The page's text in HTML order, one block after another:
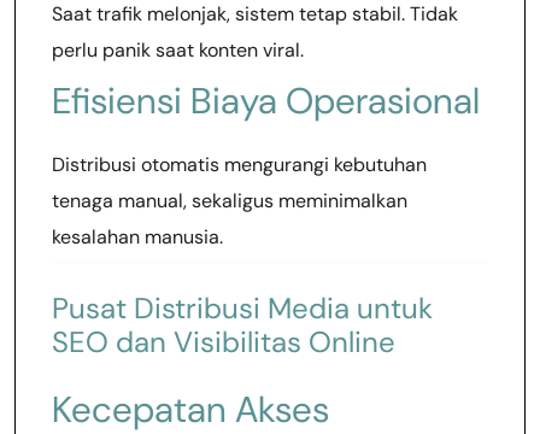
Saat trafik melonjak, sistem tetap stabil. Tidak
perlu panik saat konten viral.
Efisiensi Biaya Operasional
Distribusi otomatis mengurangi kebutuhan
tenaga manual, sekaligus meminimalkan
kesalahan manusia.
Pusat Distribusi Media untuk
SEO dan Visibilitas Online
Kecepatan Akses